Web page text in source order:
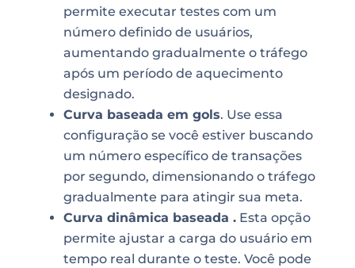
permite executar testes com um
número definido de usuários,
aumentando gradualmente o tráfego
após um período de aquecimento
designado.
Curva baseada em gols. Use essa
configuração se você estiver buscando
um número específico de transações
por segundo, dimensionando o tráfego
gradualmente para atingir sua meta.
Curva dinâmica baseada .Esta opção
permite ajustar a carga do usuário em
tempo real durante o teste. Você pode